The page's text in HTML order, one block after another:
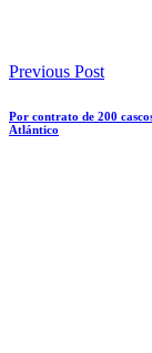
Previous Post
Por contrato de 200
Atlántico